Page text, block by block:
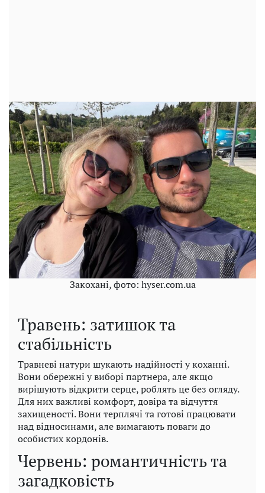
Закохані, фото: hyser.com.ua
Травень: затишок та
стабільність
Травневі натури шукають надійності у коханні.
Вони обережні у виборі партнера, але якщо
вирішують відкрити серце, роблять це без огляду.
Для них важливі комфорт, довіра та відчуття
захищеності. Вони терплячі та готові працювати
над відносинами, але вимагають поваги до
особистих кордонів.
Червень: романтичність та
загадковість